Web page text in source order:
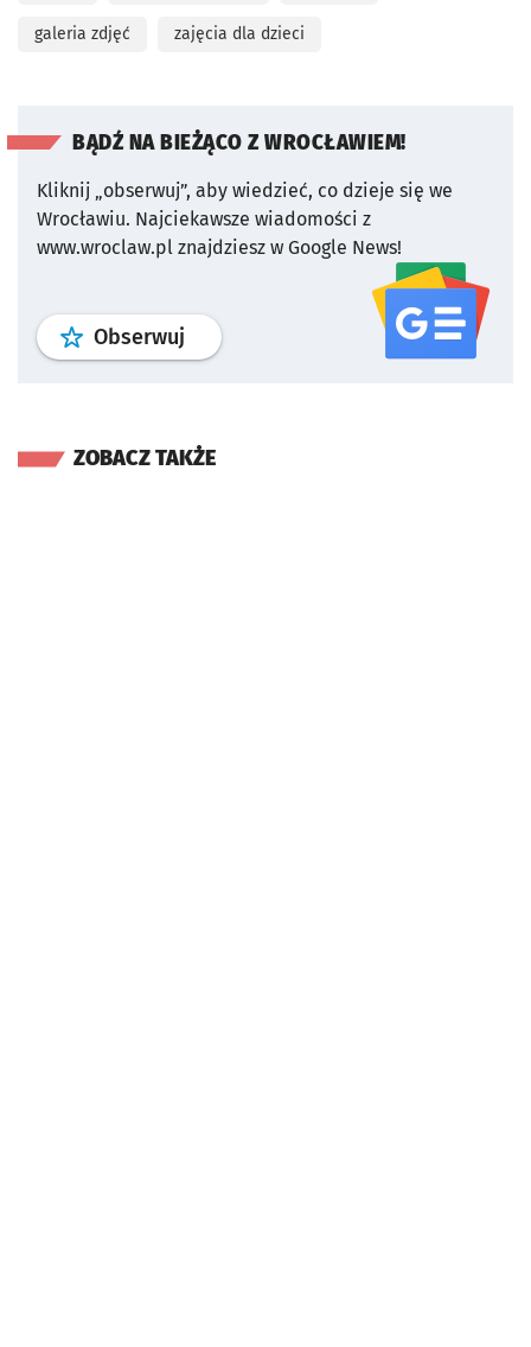
galeria zdjęć zajęcia dla dzieci
BĄDŹ NA BIEŻĄCO Z WROCŁAWIEM!
Kliknij „obserwuj”, aby wiedzieć, co dzieje się we
Wrocławiu. Najciekawsze wiadomości z
www.wroclaw.pl znajdziesz w Google News!
Obserwuj profil serwisu
ZOBACZ TAKŻE